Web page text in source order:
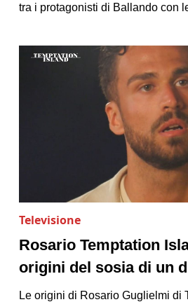
tra i protagonisti di Ballando con
Televisione
Rosario Temptation
origini del sosia di un
Le origini di Rosario Guglielmi di